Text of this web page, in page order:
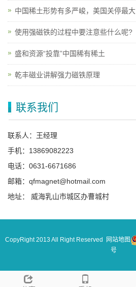
中国稀土形势有多严峻，美国关停最大
使用强磁铁的过程中要注意些什么呢?
盛和资源“投靠”中国稀有稀土
乾丰磁业讲解强力磁铁原理
联系我们
联系人：王经理
手机：13869082223
电话：0631-6671686
邮箱：qfmagnet@hotmail.com
地址： 威海乳山市城区办曹城村
CopyRight 2013 All Right Reserved 网站地图
号